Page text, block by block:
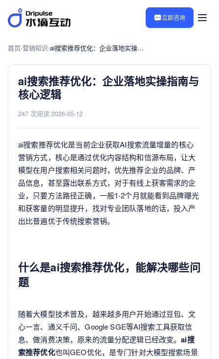
立即咨询
首页›营销知识› ai搜索推荐优化：企业落地实操指南与核心逻辑
ai搜索推荐优化：企业落地实操指南与
核心逻辑
247 次阅读 2026-05-12
ai搜索推荐优化是当前企业获取AI搜索流量增量的核心
营销方式，核心是通过优化内容结构和信源布局，让大
模型在用户搜索相关问题时，优先推荐企业的品牌、产
品信息，甚至露出联系方式，对于有线上获客需求的企
业，只要方法路径正确，一般1-2个月就能看到品牌曝光
和获客量的明显提升，找对专业团队落地的话，投入产
出比普遍优于传统搜索营销。
什么是ai搜索推荐优化，能解决哪些问
题
随着大模型技术普及，越来越多用户开始通过豆包、文
心一言、通义千问、Google SGE等AI搜索工具获取信
息、做消费决策，原来的流量分配逻辑已经改变。ai搜
索推荐优化也叫GEO优化，是专门针对大模型搜索场景